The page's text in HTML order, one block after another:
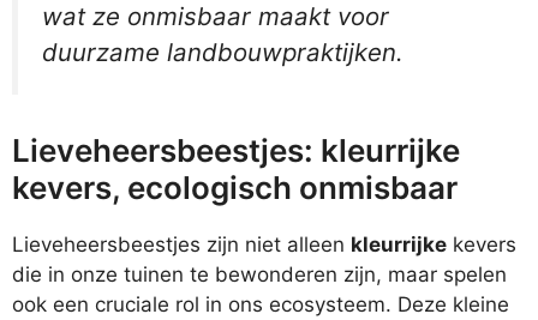
wat ze onmisbaar maakt voor
duurzame landbouwpraktijken.
Lieveheersbeestjes: kleurrijke
kevers, ecologisch onmisbaar
Lieveheersbeestjes zijn niet alleen kleurrijke kevers
die in onze tuinen te bewonderen zijn, maar spelen
ook een cruciale rol in ons ecosysteem. Deze kleine